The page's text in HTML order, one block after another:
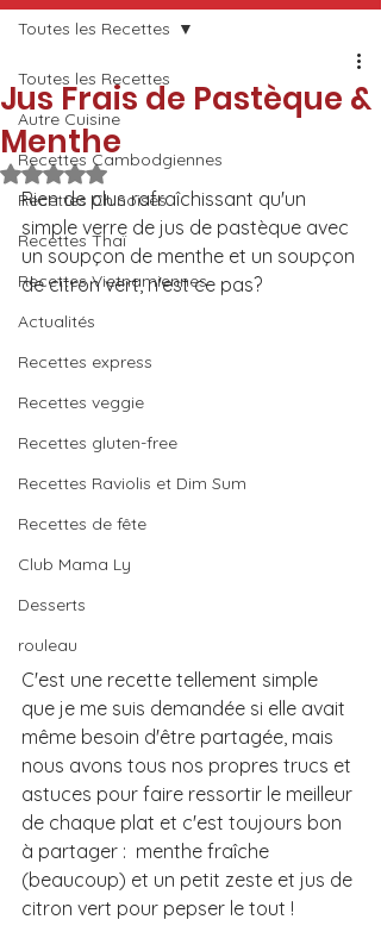
Toutes les Recettes
Autre Cuisine
Recettes Cambodgiennes
Recettes Chinoises
Recettes Thaï
Recettes Vietnamiennes
Actualités
Recettes express
Recettes veggie
Recettes gluten-free
Recettes Raviolis et Dim Sum
Recettes de fête
Club Mama Ly
Desserts
rouleau
Toutes les Recettes
Jus Frais de Pastèque &
Menthe
Noté NaN étoiles sur 5.
Rien de plus rafraîchissant qu'un
simple verre de jus de pastèque avec
un soupçon de menthe et un soupçon
de citron vert, n'est ce pas?
C'est une recette tellement simple
que je me suis demandée si elle avait
même besoin d'être partagée, mais
nous avons tous nos propres trucs et
astuces pour faire ressortir le meilleur
de chaque plat et c'est toujours bon
à partager :  menthe fraîche
(beaucoup) et un petit zeste et jus de
citron vert pour pepser le tout !